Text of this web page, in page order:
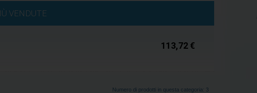
VENDUTE
113,72 €
Numero di prodotti in questa categoria: 3